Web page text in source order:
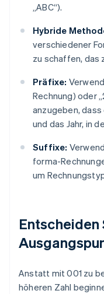
„ABC“).
Hybride
verschiedener
zu schaffen, das
Präfixe:
Rechnung) oder
anzugeben, dass
und das Jahr, in
Suffixe:
forma-
um
Entscheiden
Anstatt mit 001 zu
höheren Zahl